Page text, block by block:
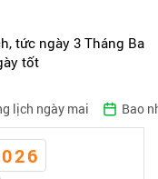
tức ngày 3 Tháng Ba
tốt
lịch ngày mai Bao